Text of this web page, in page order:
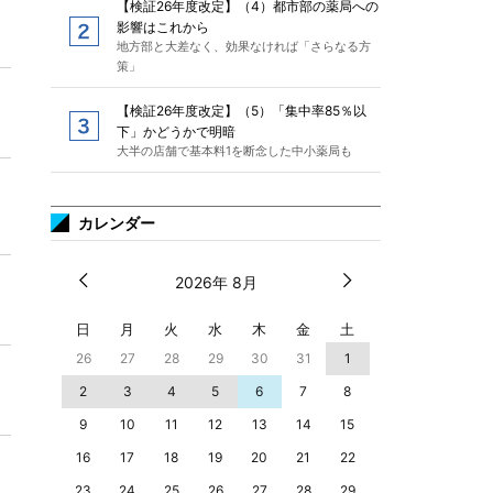
【検証26年度改定】（4）都市部の薬局への
影響はこれから
地方部と大差なく、効果なければ「さらなる方
策」
【検証26年度改定】（5）「集中率85％以
下」かどうかで明暗
大半の店舗で基本料1を断念した中小薬局も
カレンダー
2026年 8月
日 月 火 水 木 金 土
26 27 28 29 30 31
1
2
3 4 5 6 7
8
9
10 11 12 13 14
15
16
17 18 19 20 21
22